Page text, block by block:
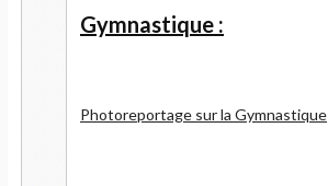
Gymnastique :
Photoreportage sur la Gymnastique